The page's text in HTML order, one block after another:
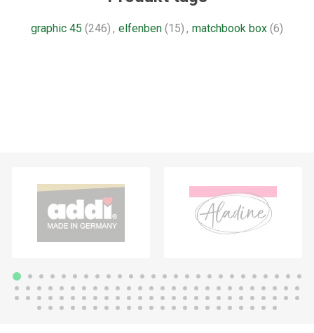
graphic 45 (246) , elfenben (15) , matchbook box (6)